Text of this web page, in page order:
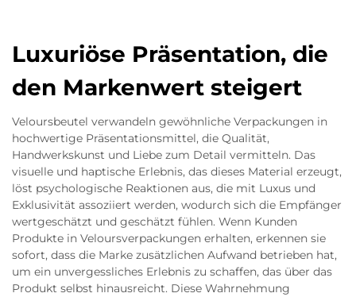
Luxuriöse Präsentation, die
den Markenwert steigert
Veloursbeutel verwandeln gewöhnliche Verpackungen in
hochwertige Präsentationsmittel, die Qualität,
Handwerkskunst und Liebe zum Detail vermitteln. Das
visuelle und haptische Erlebnis, das dieses Material erzeugt,
löst psychologische Reaktionen aus, die mit Luxus und
Exklusivität assoziiert werden, wodurch sich die Empfänger
wertgeschätzt und geschätzt fühlen. Wenn Kunden
Produkte in Veloursverpackungen erhalten, erkennen sie
sofort, dass die Marke zusätzlichen Aufwand betrieben hat,
um ein unvergessliches Erlebnis zu schaffen, das über das
Produkt selbst hinausreicht. Diese Wahrnehmung